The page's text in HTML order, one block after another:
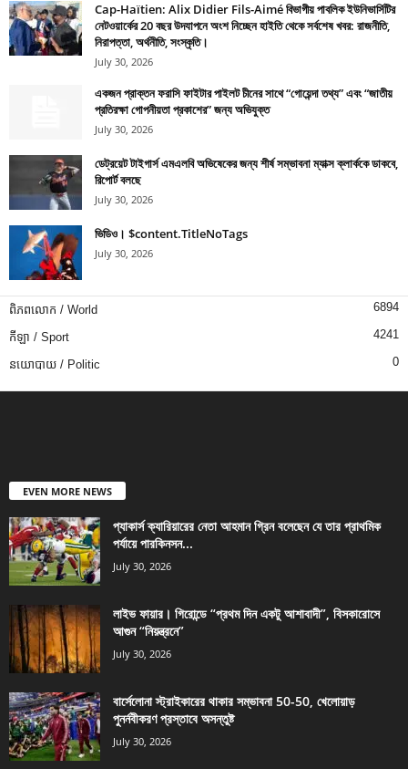
Cap-Haïtien: Alix Didier Fils-Aimé বিভাগীয় পাবলিক ইউনিভার্সিটির
নেটওয়ার্কের 20 বছর উদযাপনে অংশ নিচ্ছেন হাইতি থেকে সর্বশেষ খবর: রাজনীতি,
নিরাপত্তা, অর্থনীতি, সংস্কৃতি।
July 30, 2026
একজন প্রাক্তন ফরাসি ফাইটার পাইলট চীনের সাথে “গোয়েন্দা তথ্য” এবং “জাতীয়
প্রতিরক্ষা গোপনীয়তা প্রকাশের” জন্য অভিযুক্ত
July 30, 2026
ডেট্রয়েট টাইগার্স এমএলবি অভিষেকের জন্য শীর্ষ সম্ভাবনা ম্যাক্স ক্লার্ককে ডাকবে,
রিপোর্ট বলছে
July 30, 2026
ভিডিও। $content.TitleNoTags
July 30, 2026
ពិភពលោក / World 6894
កីឡា / Sport 4241
នយោបាយ / Politic 0
EVEN MORE NEWS
প্যাকার্স ক্যারিয়ারের নেতা আহমান গ্রিন বলেছেন যে তার প্রাথমিক
পর্যায়ে পারকিনসন...
July 30, 2026
লাইভ ফায়ার। গিরোন্ডে “প্রথম দিন একটু আশাবাদী”, বিসকারোসে
আগুন “নিয়ন্ত্রনে”
July 30, 2026
বার্সেলোনা স্ট্রাইকারের থাকার সম্ভাবনা 50-50, খেলোয়াড়
পুনর্নবীকরণ প্রস্তাবে অসন্তুষ্ট
July 30, 2026